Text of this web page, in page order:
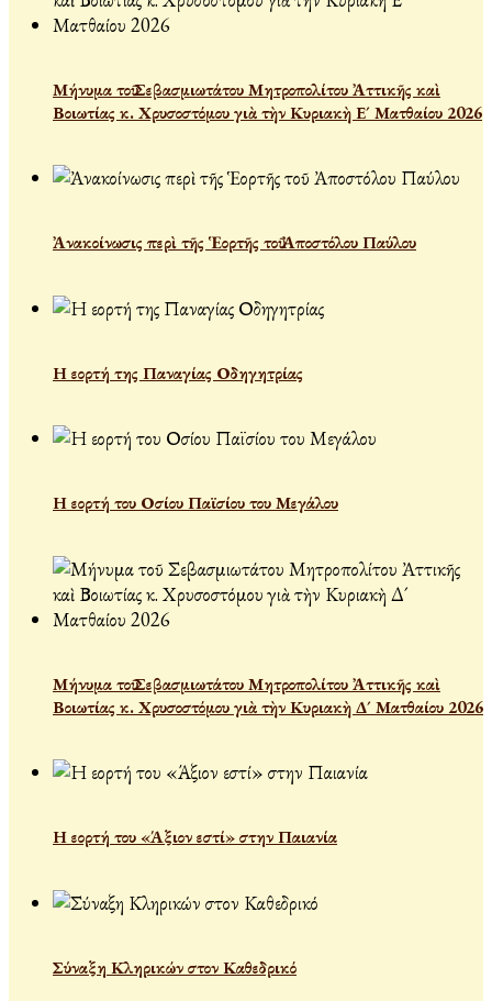
Μήνυμα τοῦ Σεβασμιωτάτου Μητροπολίτου Ἀττικῆς καὶ
Βοιωτίας κ. Χρυσοστόμου γιὰ τὴν Κυριακὴ Ε´ Ματθαίου 2026
Ἀνακοίνωσις περὶ τῆς Ἑορτῆς τοῦ Ἀποστόλου Παύλου
Η εορτή της Παναγίας Οδηγητρίας
Η εορτή του Οσίου Παϊσίου του Μεγάλου
Μήνυμα τοῦ Σεβασμιωτάτου Μητροπολίτου Ἀττικῆς καὶ
Βοιωτίας κ. Χρυσοστόμου γιὰ τὴν Κυριακὴ Δ´ Ματθαίου 2026
Η εορτή του «Άξιον εστί» στην Παιανία
Σύναξη Κληρικών στον Καθεδρικό